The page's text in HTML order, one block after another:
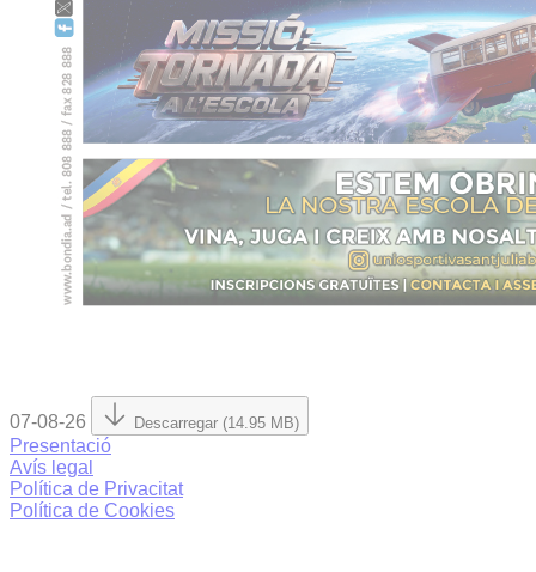
07-08-26 Descarregar (14.95 MB)
Presentació
Avís legal
Política de Privacitat
Política de Cookies